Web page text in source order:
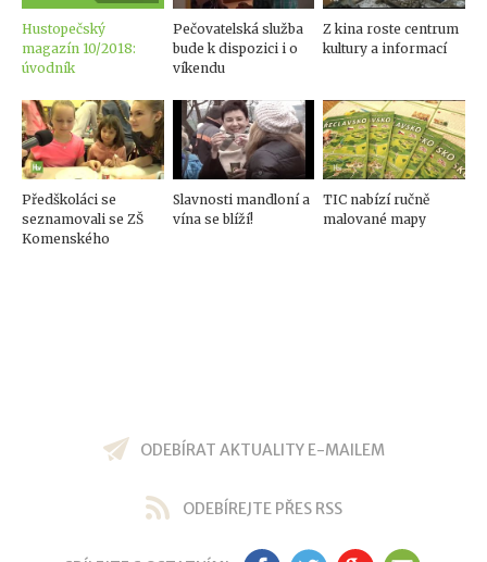
Hustopečský
magazín 10/2018:
úvodník
Pečovatelská služba
bude k dispozici i o
víkendu
Z kina roste centrum
kultury a informací
Předškoláci se
seznamovali se ZŠ
Komenského
Slavnosti mandloní a
vína se blíží!
TIC nabízí ručně
malované mapy
ODEBÍRAT AKTUALITY E-MAILEM
ODEBÍREJTE PŘES RSS